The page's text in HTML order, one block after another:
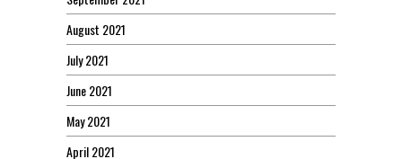
August 2021
July 2021
June 2021
May 2021
April 2021